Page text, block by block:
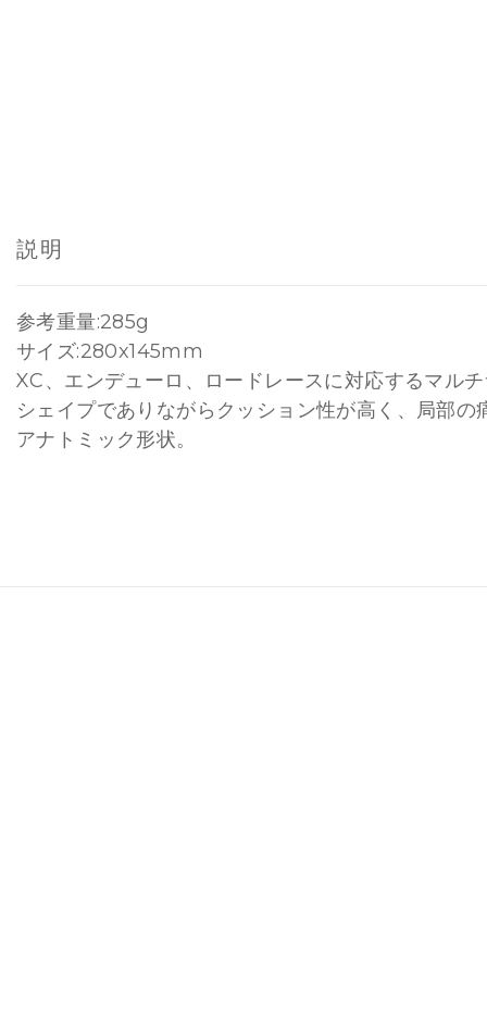
説明
参考重量:285g
サイズ:280x145mm
XC、エンデューロ、ロードレースに対応するマル
シェイプでありながらクッション性が高く、局部の
アナトミック形状。